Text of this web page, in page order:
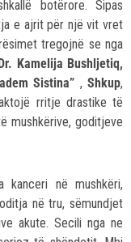
botërore. Sipas
e ajrit për një vit vret
tregojnë se nga
Dr. Kamelija Bushljetiq,
Sistina” ,Shkup,
rritje drastike të
mushkërive, goditjeve
kanceri në mushkëri,
në tru, sëmundjet
akute. Secili nga ne